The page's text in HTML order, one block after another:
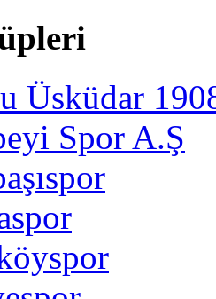
Üsküdar
Spor A.Ş